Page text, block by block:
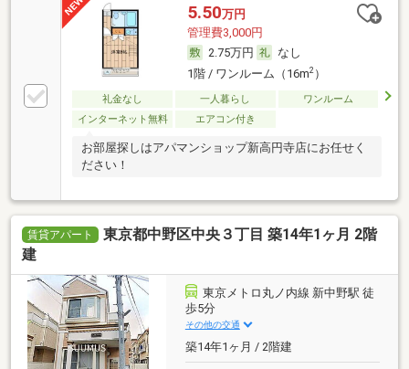
5.50万円
管理費3,000円
2.75万円
なし
1階 / ワンルーム（16m2）
礼金なし 一人暮らし
ワンルーム
インターネット無料
エアコン付き
お部屋探しはアパマンショップ新高円寺店にお任せく
ださい！
賃貸アパート
東京都中野区中央３丁目 築14年1ヶ月 2階
建
東京メトロ丸ノ内線 新中野駅 徒
歩5分
その他の交通
築14年1ヶ月 / 2階建